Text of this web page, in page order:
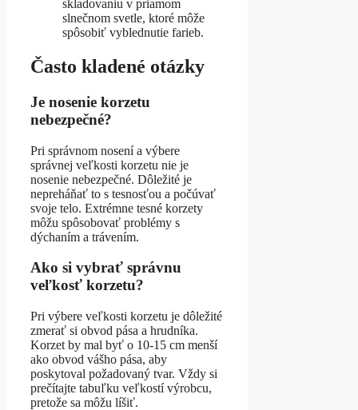
skladovaniu v priamom
slnečnom svetle, ktoré môže
spôsobiť vyblednutie farieb.
Často kladené otázky
Je nosenie korzetu
nebezpečné?
Pri správnom nosení a výbere
správnej veľkosti korzetu nie je
nosenie nebezpečné. Dôležité je
nepreháňať to s tesnosťou a počúvať
svoje telo. Extrémne tesné korzety
môžu spôsobovať problémy s
dýchaním a trávením.
Ako si vybrať správnu
veľkosť korzetu?
Pri výbere veľkosti korzetu je dôležité
zmerať si obvod pása a hrudníka.
Korzet by mal byť o 10-15 cm menší
ako obvod vášho pása, aby
poskytoval požadovaný tvar. Vždy si
prečítajte tabuľku veľkostí výrobcu,
pretože sa môžu líšiť.